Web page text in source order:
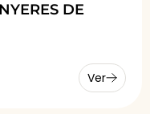
DE
Ver